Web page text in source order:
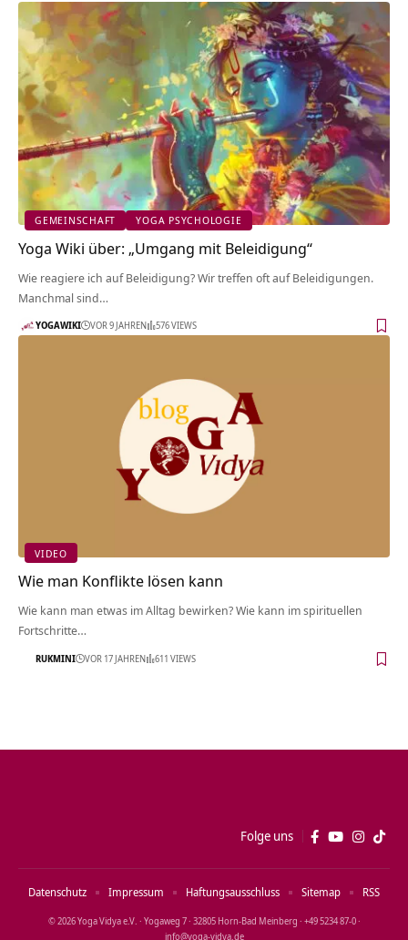
GEMEINSCHAFT YOGA PSYCHOLOGIE
Yoga Wiki über: „Umgang mit Beleidigung“
Wie reagiere ich auf Beleidigung? Wir treffen oft auf Beleidigungen.
Manchmal sind…
YOGAWIKI VOR 9 JAHREN 576 VIEWS
VIDEO
Wie man Konflikte lösen kann
Wie kann man etwas im Alltag bewirken? Wie kann im spirituellen
Fortschritte…
RUKMINI VOR 17 JAHREN 611 VIEWS
Folge uns
© 2026 Yoga Vidya e.V. · Yogaweg 7 · 32805 Horn‑Bad Meinberg · +49 5234 87‑0 ·
info@yoga‑vidya.de
Datenschutz Impressum Haftungsausschluss Sitemap RSS